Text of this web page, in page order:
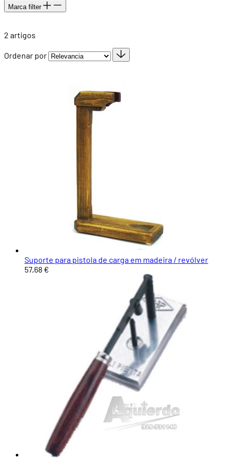
Marca filter
2 artigos
Ordenar por
Suporte para pistola de carga em madeira / revólver
57,68 €